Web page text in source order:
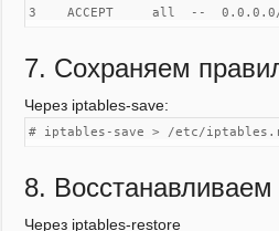
3    ACCEPT     all  --
7. Сохраняем
Через iptables-save:
# iptables-save > /etc/
8.
Через iptables-restore